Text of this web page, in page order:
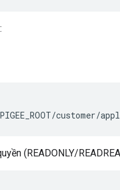
(READONLY/